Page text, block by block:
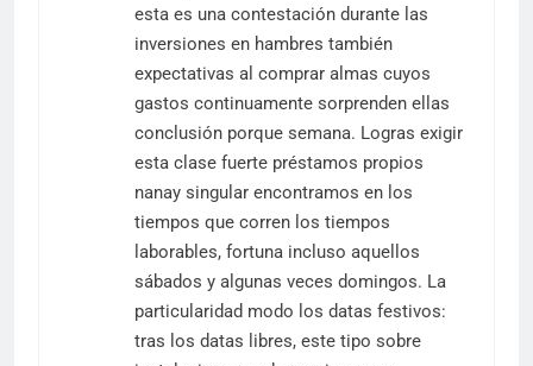
esta es una contestación durante las
inversiones en hambres también
expectativas al comprar almas cuyos
gastos continuamente sorprenden ellas
conclusión porque semana. Logras exigir
esta clase fuerte préstamos propios
nanay singular encontramos en los
tiempos que corren los tiempos
laborables, fortuna incluso aquellos
sábados y algunas veces domingos. La
particularidad modo los datas festivos:
tras los datas libres, este tipo sobre